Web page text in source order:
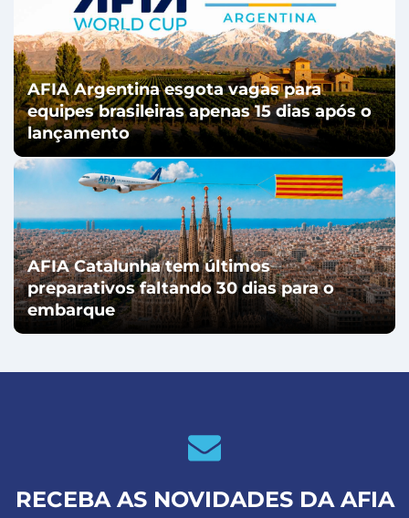
AFIA Argentina esgota vagas para
equipes brasileiras apenas 15 dias após o
lançamento
AFIA Catalunha tem últimos
preparativos faltando 30 dias para o
embarque
RECEBA AS NOVIDADES DA AFIA